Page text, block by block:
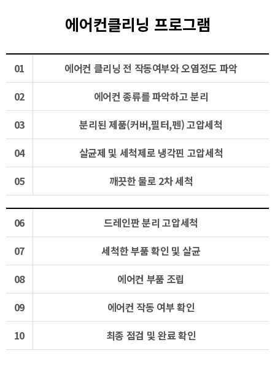
에어컨클리닝 프로그램
01
에어컨 클리닝 전 작동여부와 오염정도 파악
02
에어컨 종류를 파악하고 분리
03
분리된 제품(커버,필터,펜) 고압세척
04
살균제 및 세척제로 냉각핀 고압세척
05
깨끗한 물로 2차 세척
06
드레인판 분리 고압세척
07
세척한 부품 확인 및 살균
08
에어컨 부품 조립
09
에어컨 작동 여부 확인
10
최종 점검 및 완료 확인